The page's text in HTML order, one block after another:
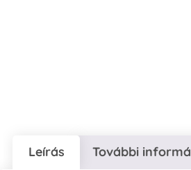
Leírás További